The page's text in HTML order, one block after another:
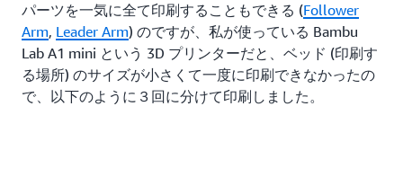
パーツを一気に全て印刷することもできる (Follower
Arm, Leader Arm) のですが、私が使っている Bambu
Lab A1 mini という 3D プリンターだと、ベッド (印刷す
る場所) のサイズが小さくて一度に印刷できなかったの
で、以下のように３回に分けて印刷しました。